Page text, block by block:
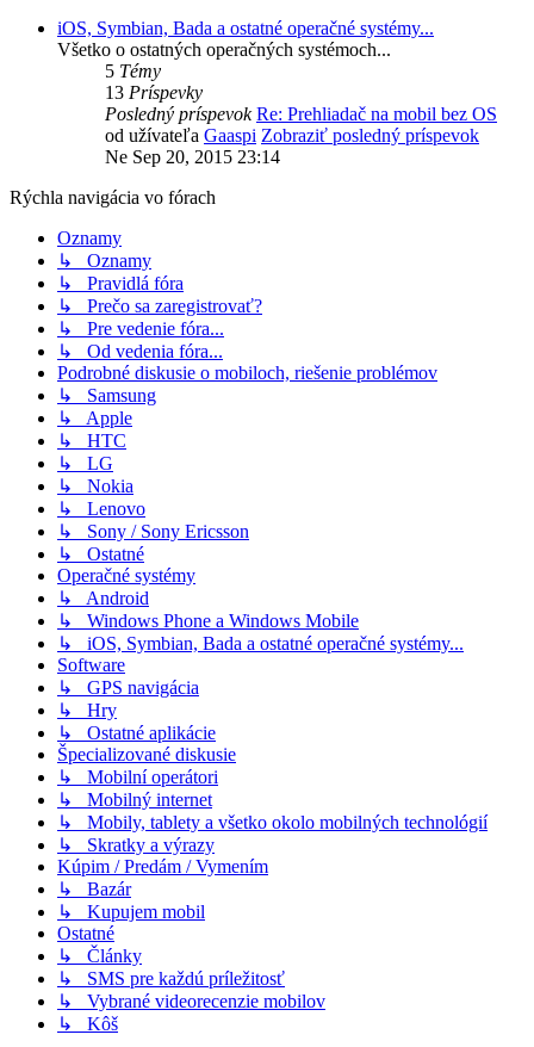
iOS, Symbian, Bada a ostatné operačné systémy...
Všetko o ostatných operačných systémoch...
5 Témy
13 Príspevky
Posledný príspevok Re: Prehliadač na mobil bez OS
od užívateľa Gaaspi Zobraziť posledný príspevok
Ne Sep 20, 2015 23:14
Rýchla navigácia vo fórach
Oznamy
↳ Oznamy
↳ Pravidlá fóra
↳ Prečo sa zaregistrovať?
↳ Pre vedenie fóra...
↳ Od vedenia fóra...
Podrobné diskusie o mobiloch, riešenie problémov
↳ Samsung
↳ Apple
↳ HTC
↳ LG
↳ Nokia
↳ Lenovo
↳ Sony / Sony Ericsson
↳ Ostatné
Operačné systémy
↳ Android
↳ Windows Phone a Windows Mobile
↳ iOS, Symbian, Bada a ostatné operačné systémy...
Software
↳ GPS navigácia
↳ Hry
↳ Ostatné aplikácie
Špecializované diskusie
↳ Mobilní operátori
↳ Mobilný internet
↳ Mobily, tablety a všetko okolo mobilných technológií
↳ Skratky a výrazy
Kúpim / Predám / Vymením
↳ Bazár
↳ Kupujem mobil
Ostatné
↳ Články
↳ SMS pre každú príležitosť
↳ Vybrané videorecenzie mobilov
↳ Kôš